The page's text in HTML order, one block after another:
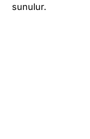
sunulur.